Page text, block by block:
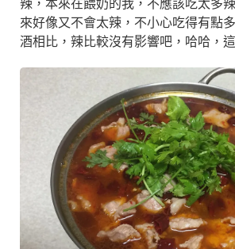
辣，本來在餵奶的我，不應該吃太多
來好像又不會太辣，不小心吃得有點
酒相比，辣比較沒有影響吧，哈哈，